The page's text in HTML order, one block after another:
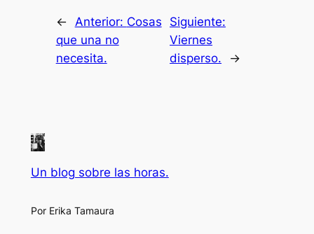
← Anterior: Cosas
que una no
necesita.
Siguiente:
Viernes
disperso.
→
Un blog sobre las horas.
Por Erika Tamaura